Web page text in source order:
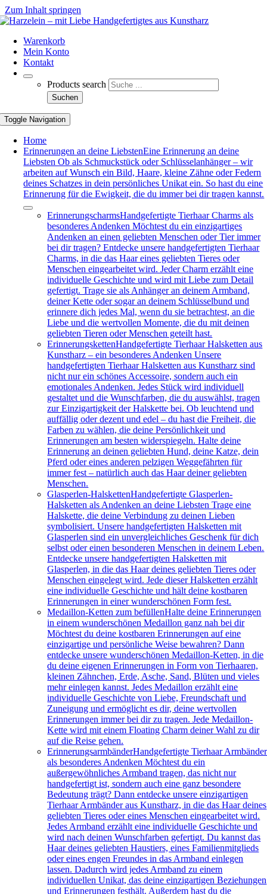
Zum Inhalt springen
Warenkorb
Mein Konto
Kontakt
Products search
Suchen
Toggle Navigation
Home
Erinnerungen an deine LiebstenEine Erinnerung an deine
Liebsten Ob als Schmuckstück oder Schlüsselanhänger – wir
arbeiten auf Wunsch ein Bild, Haare, kleine Zähne oder Federn
deines Schatzes in dein persönliches Unikat ein. So hast du eine
Erinnerung für die Ewigkeit, die du immer bei dir tragen kannst.
ErinnerungscharmsHandgefertigte Tierhaar Charms als
besonderes Andenken Möchtest du ein einzigartiges
Andenken an einen geliebten Menschen oder Tier immer
bei dir tragen? Entdecke unsere handgefertigten Tierhaar
Charms, in die das Haar eines geliebten Tieres oder
Menschen eingearbeitet wird. Jeder Charm erzählt eine
individuelle Geschichte und wird mit Liebe zum Detail
gefertigt. Trage sie als Anhänger an deinem Armband,
deiner Kette oder sogar an deinem Schlüsselbund und
erinnere dich jedes Mal, wenn du sie betrachtest, an die
Liebe und die wertvollen Momente, die du mit deinen
geliebten Tieren oder Menschen geteilt hast.
ErinnerungskettenHandgefertigte Tierhaar Halsketten aus
Kunstharz – ein besonderes Andenken Unsere
handgefertigten Tierhaar Halsketten aus Kunstharz sind
nicht nur ein schönes Accessoire, sondern auch ein
emotionales Andenken. Jedes Stück wird individuell
gestaltet und die Wunschfarben, die du auswählst, tragen
zur Einzigartigkeit der Halskette bei. Ob leuchtend und
auffällig oder dezent und edel – du hast die Freiheit, die
Farben zu wählen, die deine Persönlichkeit und
Erinnerungen am besten widerspiegeln. Halte deine
Erinnerung an deinen geliebten Hund, deine Katze, dein
Pferd oder eines anderen pelzigen Weggefährten für
immer fest – natürlich auch das Haar deiner geliebten
Menschen.
Glasperlen-HalskettenHandgefertigte Glasperlen-
Halsketten als Andenken an deine Liebsten Trage eine
Halskette, die deine Verbindung zu deinen Lieben
symbolisiert. Unsere handgefertigten Halsketten mit
Glasperlen sind ein unvergleichliches Geschenk für dich
selbst oder einen besonderen Menschen in deinem Leben.
Entdecke unsere handgefertigten Halsketten mit
Glasperlen, in die das Haar deines geliebten Tieres oder
Menschen eingelegt wird. Jede dieser Halsketten erzählt
eine individuelle Geschichte und hält deine kostbaren
Erinnerungen in einer wunderschönen Form fest.
Medaillon-Ketten zum befüllenHalte deine Erinnerungen
in einem wunderschönen Medaillon ganz nah bei dir
Möchtest du deine kostbaren Erinnerungen auf eine
einzigartige und persönliche Weise bewahren? Dann
entdecke unsere wunderschönen Medaillon-Ketten, in die
du deine eigenen Erinnerungen in Form von Tierhaaren,
kleinen Zähnchen, Erde, Asche, Sand, Blüten und vieles
mehr einlegen kannst. Jedes Medaillon erzählt eine
individuelle Geschichte von Liebe, Freundschaft und
Zuneigung und ermöglicht es dir, deine wertvollen
Erinnerungen immer bei dir zu tragen. Jede Medaillon-
Kette wird mit einem Floating Charm deiner Wahl zu dir
auf die Reise gehen.
ErinnerungsarmbänderHandgefertigte Tierhaar Armbänder
als besonderes Andenken Möchtest du ein
außergewöhnliches Armband tragen, das nicht nur
handgefertigt ist, sondern auch eine ganz besondere
Bedeutung trägt? Dann entdecke unsere einzigartigen
Tierhaar Armbänder aus Kunstharz, in die das Haar deines
geliebten Tieres oder eines Menschen eingearbeitet wird.
Jedes Armband erzählt eine individuelle Geschichte und
wird nach deinen Wunschfarben gefertigt. Du kannst das
Haar deines geliebten Haustiers, eines Familienmitglieds
oder eines engen Freundes in das Armband einlegen
lassen. Dadurch wird jedes Armband zu einem
individuellen Unikat, das deine einzigartigen Beziehungen
und Erinnerungen festhält. Außerdem hast du die